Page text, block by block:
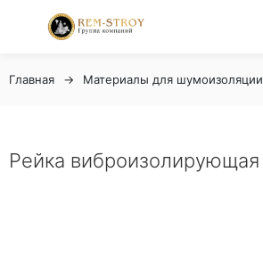
Главная Материалы для шумоизоляции
Рейка виброизолирующая